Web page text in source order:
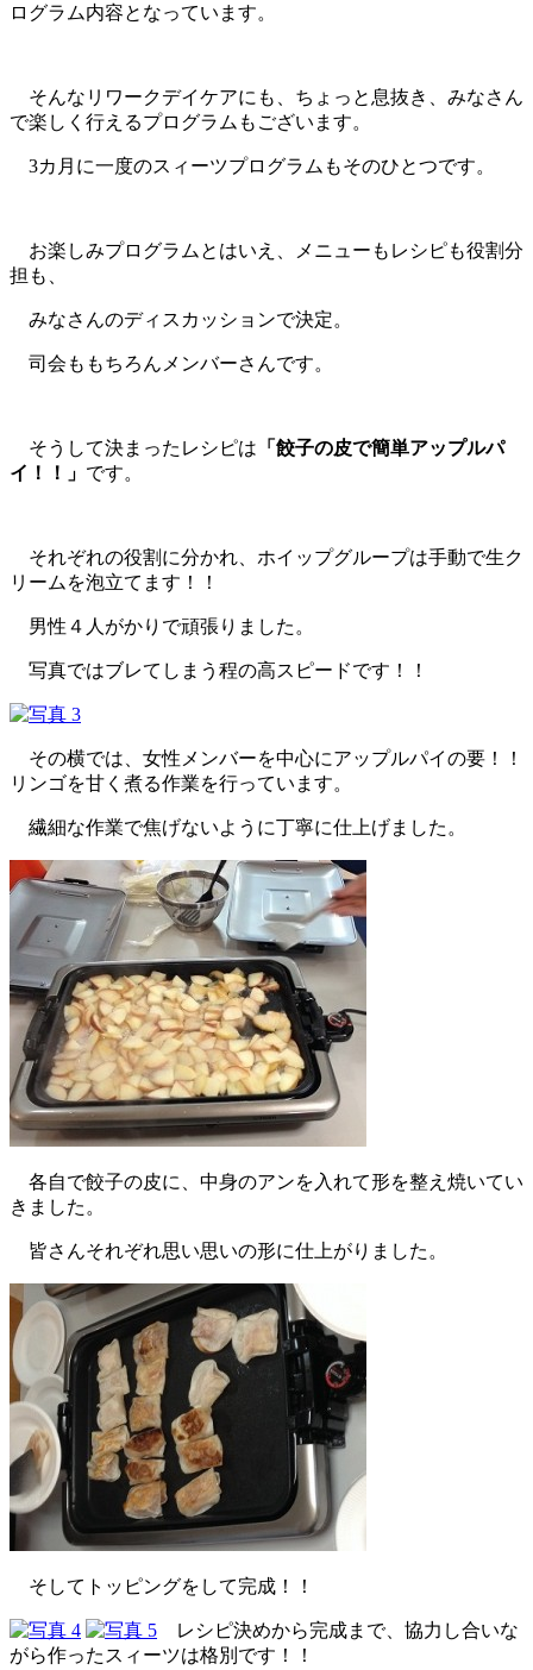
ログラム内容となっています。
そんなリワークデイケアにも、ちょっと息抜き、みなさん
で楽しく行えるプログラムもございます。
3カ月に一度のスィーツプログラムもそのひとつです。
お楽しみプログラムとはいえ、メニューもレシピも役割分
担も、
みなさんのディスカッションで決定。
司会ももちろんメンバーさんです。
そうして決まったレシピは 「餃子の皮で簡単アップルパ
イ！！」 です。
それぞれの役割に分かれ、ホイップグループは手動で生ク
リームを泡立てます！！
男性４人がかりで頑張りました。
写真ではブレてしまう程の高スピードです！！
その横では、女性メンバーを中心にアップルパイの要！！
リンゴを甘く煮る作業を行っています。
繊細な作業で焦げないように丁寧に仕上げました。
各自で餃子の皮に、中身のアンを入れて形を整え焼いてい
きました。
皆さんそれぞれ思い思いの形に仕上がりました。
そしてトッピングをして完成！！
レシピ決めから完成まで、協力し合いな
がら作ったスィーツは格別です！！